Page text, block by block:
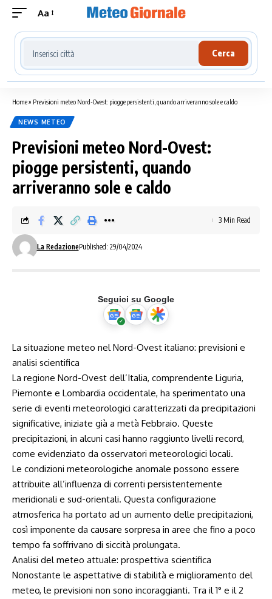
Aa
Cerca località meteo
Cerca
Home» Previsioni meteo Nord-Ovest: piogge persistenti, quando arriveranno sole e caldo
NEWS METEO
Previsioni meteo Nord-Ovest:
piogge persistenti, quando
arriveranno sole e caldo
La RedazionePublished: 29/04/2024
3 Min Read
Seguici su Google
La situazione meteo nel Nord-Ovest italiano: previsioni ‌e
analisi scientifica
La regione Nord-Ovest dell’Italia, comprendente Liguria,
Piemonte ‌e Lombardia occidentale, ha⁢ sperimentato una
serie di​ eventi meteorologici caratterizzati da precipitazioni
significative, iniziate⁢ già a metà Febbraio.⁤ Queste
precipitazioni, ‌in alcuni casi hanno raggiunto livelli‌ record,
come evidenziato ​da ​osservatori meteorologici locali.
Le⁢ condizioni meteorologiche anomale possono essere
attribuite all’influenza di ‍correnti⁤ persistentemente
meridionali e sud-orientali. Questa configurazione‍
atmosferica ha portato ad un aumento delle precipitazioni,
così imponente⁣ da causare sorpresa in aree che ‍fino a poco
tempo fa soffrivano di siccità prolungata.
Analisi del meteo attuale:⁣ prospettiva scientifica
Nonostante le aspettative di stabilità e ​miglioramento del
meteo, le previsioni non sono incoraggianti. Tra il​ 1° e il 2